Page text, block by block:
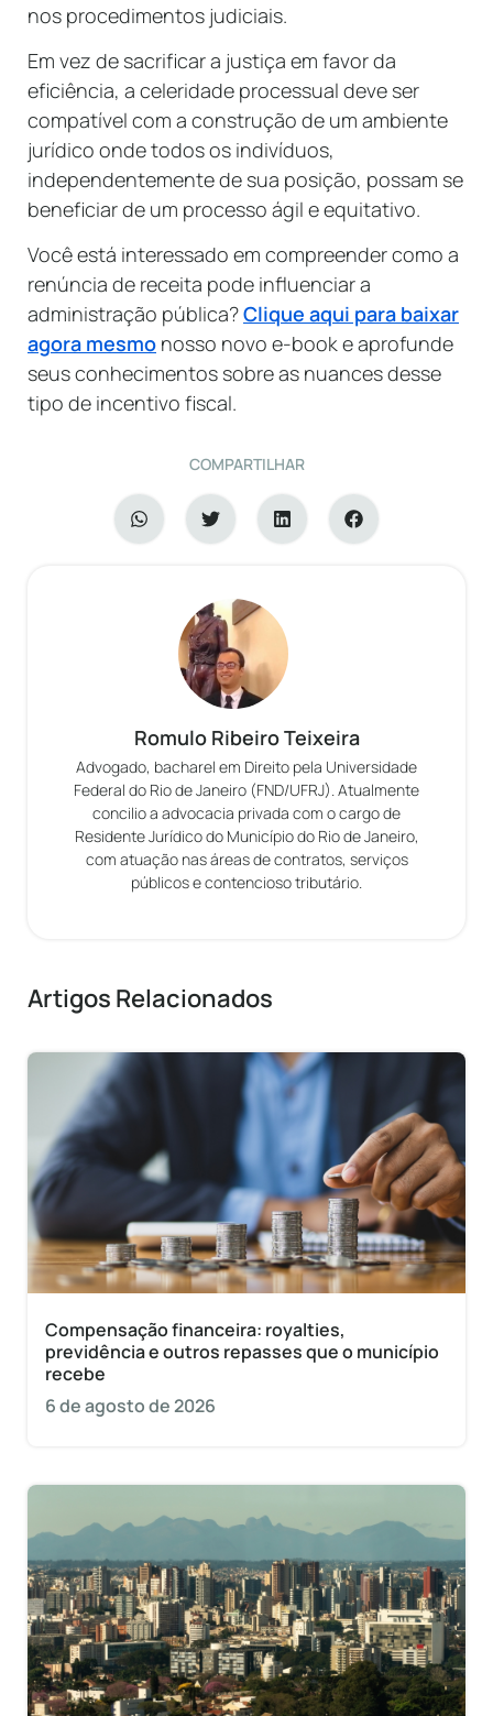
nos procedimentos judiciais.
Em vez de sacrificar a justiça em favor da
eficiência, a celeridade processual deve ser
compatível com a construção de um ambiente
jurídico onde todos os indivíduos,
independentemente de sua posição, possam se
beneficiar de um processo ágil e equitativo.
Você está interessado em compreender como a
renúncia de receita pode influenciar a
administração pública?Clique aqui para baixar
agora mesmo nosso novo e-book e aprofunde
seus conhecimentos sobre as nuances desse
tipo de incentivo fiscal.
COMPARTILHAR
Romulo Ribeiro Teixeira
Advogado, bacharel em Direito pela Universidade
Federal do Rio de Janeiro (FND/UFRJ). Atualmente
concilio a advocacia privada com o cargo de
Residente Jurídico do Município do Rio de Janeiro,
com atuação nas áreas de contratos, serviços
públicos e contencioso tributário.
Artigos Relacionados
Compensação financeira: royalties,
previdência e outros repasses que o município
recebe
6 de agosto de 2026